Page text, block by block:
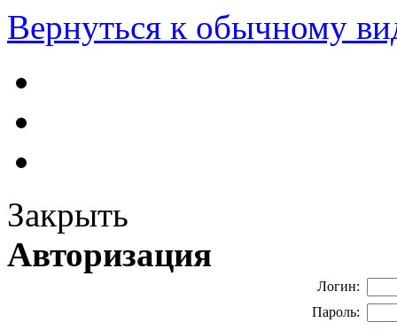
Вернуться к обычному
Закрыть
Авторизация
Логин:
Пароль: